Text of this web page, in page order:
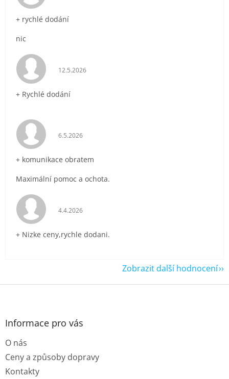
+ rychlé dodání
nic
Hodnocení obchodu je 5 z 5 hvězdiček.
12.5.2026
+ Rychlé dodání
Hodnocení obchodu je 5 z 5 hvězdiček.
6.5.2026
+ komunikace obratem
Maximální pomoc a ochota.
Hodnocení obchodu je 5 z 5 hvězdiček.
4.4.2026
+ Nizke ceny,rychle dodani.
Zobrazit další hodnocení
Z
Informace pro vás
O nás
Ceny a způsoby dopravy
Kontakty